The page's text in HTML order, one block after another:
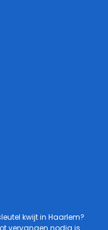
kwijt in Haarlem?
vervangen nodig is